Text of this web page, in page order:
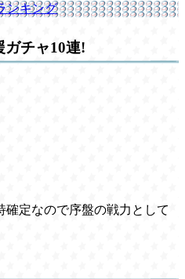
ンキング
ガチャ10連!
確定なので序盤の戦力として